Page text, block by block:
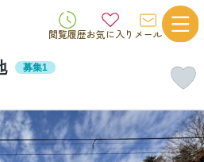
閲覧履歴お気に入り メール
募集1